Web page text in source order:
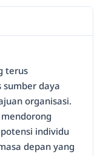
terus
daya
organisasi.
individu
depan yang